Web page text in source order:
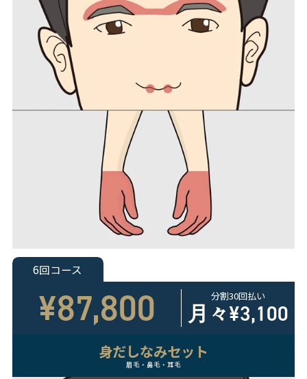
6回コース
¥87,800 分割30回払い
月々¥3,100
身だしなみセット
眉毛・鼻毛・耳毛